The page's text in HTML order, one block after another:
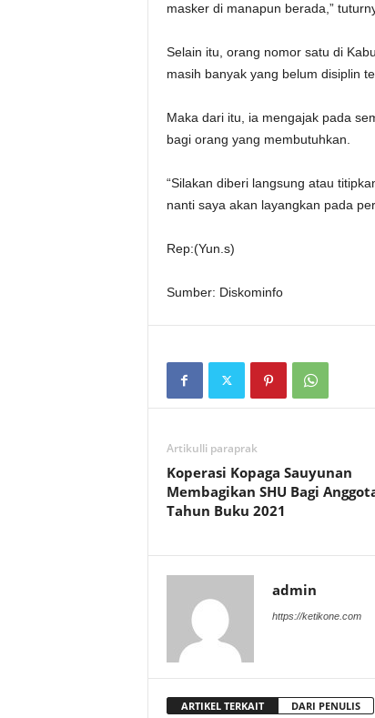
masker di manapun berada,”
Selain itu, orang nomor satu di
masih banyak yang belum disiplin
Maka dari itu, ia mengajak pada
bagi orang yang membutuhkan.
“Silakan diberi langsung atau
nanti saya akan layangkan pada
Rep:(Yun.s)
Sumber: Diskominfo
Artikulli paraprak
Koperasi Kopaga Sauyunan
Membagikan SHU Bagi
Tahun Buku 2021
admin
https://ketikone.com
ARTIKEL TERKAIT DARI PENULIS